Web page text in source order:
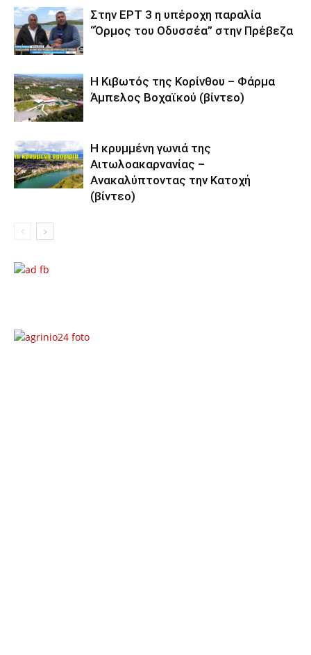
Στην ΕΡΤ 3 η υπέροχη παραλία
“Όρμος του Οδυσσέα” στην Πρέβεζα
Η Κιβωτός της Κορίνθου – Φάρμα
Άμπελος Βοχαϊκού (βίντεο)
Η κρυμμένη γωνιά της
Αιτωλοακαρνανίας –
Ανακαλύπτοντας την Κατοχή
(βίντεο)